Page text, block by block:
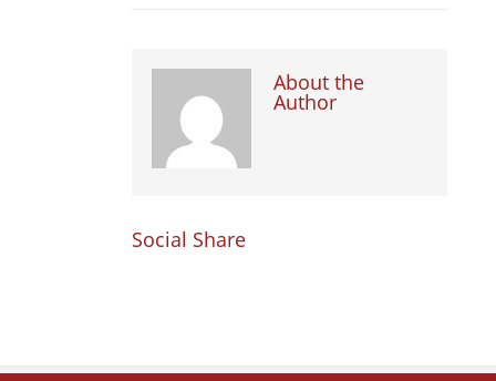
About the
Author
Social Share